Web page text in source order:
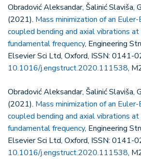
Obradović Aleksandar, Šalinić Slaviša,
(2021). Mass minimization of an
coupled bending and axial vibrations
fundamental frequency, Engineering
Elsevier Sci Ltd, Oxford, ISSN: 0141-
10.1016/j.engstruct.2020.111538,
Obradović Aleksandar, Šalinić Slaviša,
(2021). Mass minimization of an
coupled bending and axial vibrations
fundamental frequency, Engineering
Elsevier Sci Ltd, Oxford, ISSN: 0141-
10.1016/j.engstruct.2020.111538,